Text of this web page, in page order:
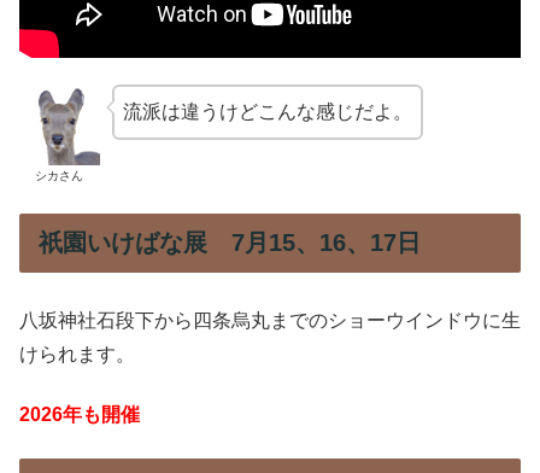
シカさん
流派は違うけどこんな感じだよ。
祇園いけばな展 7月15、16、17日
八坂神社石段下から四条烏丸までのショーウインドウに生
けられます。
2026年も開催